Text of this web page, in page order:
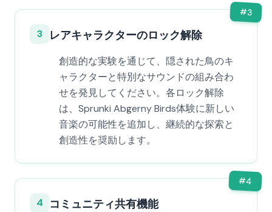
#3
3 レアキャラクターのロック解除
創造的な実験を通じて、隠された鳥のキ
ャラクターと特別なサウンドの組み合わ
せを発見してください。各ロック解除
は、Sprunki Abgerny Birds体験に新しい
音楽の可能性を追加し、継続的な探索と
創造性を奨励します。
#4
4 コミュニティ共有機能